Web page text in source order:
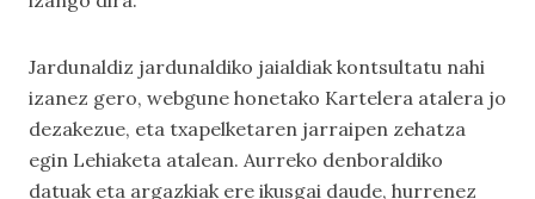
Jardunaldiz jardunaldiko jaialdiak kontsultatu nahi
izanez gero, webgune honetako Kartelera atalera jo
dezakezue, eta txapelketaren jarraipen zehatza
egin Lehiaketa atalean. Aurreko denboraldiko
datuak eta argazkiak ere ikusgai daude, hurrenez